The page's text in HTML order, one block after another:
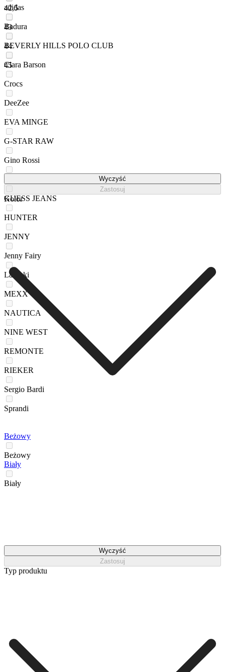
42,5
43
44
45
adidas
Badura
BEVERLY HILLS POLO CLUB
Clara Barson
Crocs
DeeZee
EVA MINGE
G-STAR RAW
Gino Rossi
GUESS JEANS
HUNTER
JENNY
Jenny Fairy
Lasocki
MEXX
NAUTICA
NINE WEST
REMONTE
RIEKER
Sergio Bardi
Sprandi
Wyczyść
Zastosuj
Kolor
Beżowy
Beżowy
Biały
Biały
Wyczyść
Zastosuj
Typ produktu